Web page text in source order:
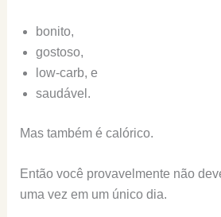
bonito,
gostoso,
low-carb, e
saudável.
Mas também é calórico.
Então você provavelmente não
uma vez em um único dia.